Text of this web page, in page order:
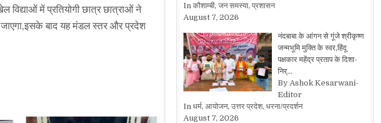
विद्याओं में प्रतियोगी छात्र छात्राओं ने
जाएगा,इसके बाद यह मंडल स्तर और प्रदेश
In कौशाम्बी, जन समस्या, प्रशासन
August 7, 2026
नंदबाबा के आंगन से गूंजे श्रीकृष्ण
जन्मभूमि मुक्ति के स्वर,हिंदू
पक्षकार महेंद्र प्रताप के दिशा-
निर्…
By Ashok Kesarwani-
Editor
In धर्म, आयोजन, उत्तर प्रदेश, धरना/प्रदर्शन
August 7, 2026